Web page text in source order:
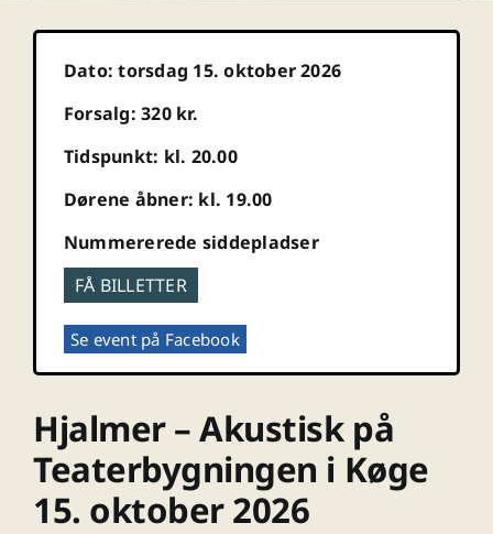
Dato: torsdag 15. oktober 2026
Forsalg: 320 kr.
Tidspunkt: kl. 20.00
Dørene åbner: kl. 19.00
Nummererede siddepladser
FÅ BILLETTER
Se event på Facebook
Hjalmer – Akustisk på
Teaterbygningen i Køge
15. oktober 2026